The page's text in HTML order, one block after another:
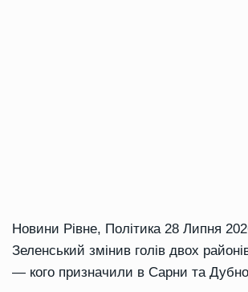
Новини Рівне, Політика 28 Липня
Зеленський змінив голів двох
— кого призначили в Сарни та Дубно